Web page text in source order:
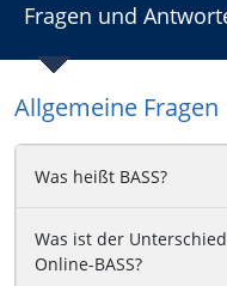
Fragen und
Allgemeine Fragen
Was heißt BASS?
Was ist der
Online-BASS?